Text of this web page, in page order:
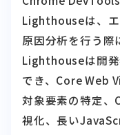
原因分析を行う際
Lighthouseは開
でき、Core Web
対象要素の特定、
視化、長い
す。